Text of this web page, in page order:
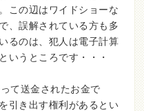
この辺はワイドショーな
、誤解されている方も多
るのは、犯人は電子計算
いうところです・・・
て送金されたお金で
引き出す権利があるとい